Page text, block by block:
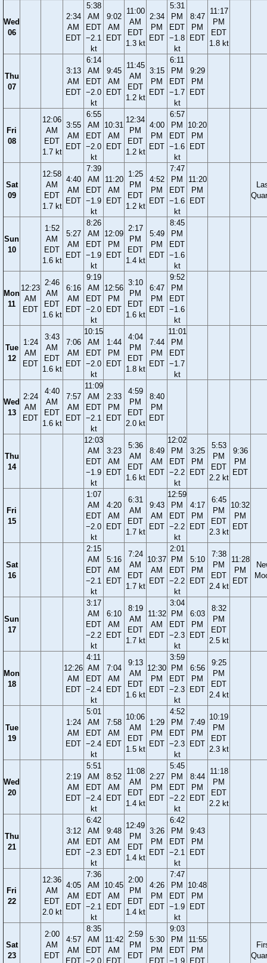
Wed
06
2:34
AM
EDT
5:38
AM
EDT
−2.1
kt
9:02
AM
EDT
11:00
AM
EDT
1.3 kt
2:34
PM
EDT
5:31
PM
EDT
−1.8
kt
8:47
PM
EDT
11:17
PM
EDT
1.8 kt
Thu
07
3:13
AM
EDT
6:14
AM
EDT
−2.0
kt
9:45
AM
EDT
11:45
AM
EDT
1.2 kt
3:15
PM
EDT
6:11
PM
EDT
−1.7
kt
9:29
PM
EDT
Fri
08
12:06
AM
EDT
1.7 kt
3:55
AM
EDT
6:55
AM
EDT
−2.0
kt
10:31
AM
EDT
12:34
PM
EDT
1.2 kt
4:00
PM
EDT
6:57
PM
EDT
−1.6
kt
10:20
PM
EDT
Sat
09
12:58
AM
EDT
1.7 kt
4:40
AM
EDT
7:39
AM
EDT
−1.9
kt
11:20
AM
EDT
1:25
PM
EDT
1.2 kt
4:52
PM
EDT
7:47
PM
EDT
−1.6
kt
11:20
PM
EDT
Sun
10
1:52
AM
EDT
1.6 kt
5:27
AM
EDT
8:26
AM
EDT
−1.9
kt
12:09
PM
EDT
2:17
PM
EDT
1.4 kt
5:49
PM
EDT
8:45
PM
EDT
−1.6
kt
Mon
11
12:23
AM
EDT
2:46
AM
EDT
1.6 kt
6:16
AM
EDT
9:19
AM
EDT
−2.0
kt
12:56
PM
EDT
3:10
PM
EDT
1.6 kt
6:47
PM
EDT
9:52
PM
EDT
−1.6
kt
Tue
12
1:24
AM
EDT
3:43
AM
EDT
1.6 kt
7:06
AM
EDT
10:15
AM
EDT
−2.0
kt
1:44
PM
EDT
4:04
PM
EDT
1.8 kt
7:44
PM
EDT
11:01
PM
EDT
−1.7
kt
Wed
13
2:24
AM
EDT
4:40
AM
EDT
1.6 kt
7:57
AM
EDT
11:09
AM
EDT
−2.1
kt
2:33
PM
EDT
4:59
PM
EDT
2.0 kt
8:40
PM
EDT
Thu
14
12:03
AM
EDT
−1.9
kt
3:23
AM
EDT
5:36
AM
EDT
1.6 kt
8:49
AM
EDT
12:02
PM
EDT
−2.2
kt
3:25
PM
EDT
5:53
PM
EDT
2.2 kt
9:36
PM
EDT
Fri
15
1:07
AM
EDT
−2.0
kt
4:20
AM
EDT
6:31
AM
EDT
1.7 kt
9:43
AM
EDT
12:59
PM
EDT
−2.2
kt
4:17
PM
EDT
6:45
PM
EDT
2.3 kt
10:32
PM
EDT
Sat
16
2:15
AM
EDT
−2.1
kt
5:16
AM
EDT
7:24
AM
EDT
1.7 kt
10:37
AM
EDT
2:01
PM
EDT
−2.2
kt
5:10
PM
EDT
7:38
PM
EDT
2.4 kt
11:28
PM
EDT
Sun
17
3:17
AM
EDT
−2.2
kt
6:10
AM
EDT
8:19
AM
EDT
1.7 kt
11:32
AM
EDT
3:04
PM
EDT
−2.3
kt
6:03
PM
EDT
8:32
PM
EDT
2.5 kt
Mon
18
12:26
AM
EDT
4:11
AM
EDT
−2.4
kt
7:04
AM
EDT
9:13
AM
EDT
1.6 kt
12:30
PM
EDT
3:59
PM
EDT
−2.3
kt
6:56
PM
EDT
9:25
PM
EDT
2.4 kt
Tue
19
1:24
AM
EDT
5:01
AM
EDT
−2.4
kt
7:58
AM
EDT
10:06
AM
EDT
1.5 kt
1:29
PM
EDT
4:52
PM
EDT
−2.3
kt
7:49
PM
EDT
10:19
PM
EDT
2.3 kt
Wed
20
2:19
AM
EDT
5:51
AM
EDT
−2.4
kt
8:52
AM
EDT
11:08
AM
EDT
1.4 kt
2:27
PM
EDT
5:45
PM
EDT
−2.2
kt
8:44
PM
EDT
11:18
PM
EDT
2.2 kt
Thu
21
3:12
AM
EDT
6:42
AM
EDT
−2.3
kt
9:48
AM
EDT
12:49
PM
EDT
1.4 kt
3:26
PM
EDT
6:42
PM
EDT
−2.1
kt
9:43
PM
EDT
Fri
22
12:36
AM
EDT
2.0 kt
4:05
AM
EDT
7:36
AM
EDT
−2.1
kt
10:45
AM
EDT
2:00
PM
EDT
1.4 kt
4:26
PM
EDT
7:47
PM
EDT
−1.9
kt
10:48
PM
EDT
Sat
23
2:00
AM
EDT
4:57
AM
EDT
8:35
AM
EDT
−2.0
11:42
AM
EDT
2:59
PM
EDT
5:30
PM
EDT
9:03
PM
EDT
−1.9
11:55
PM
EDT